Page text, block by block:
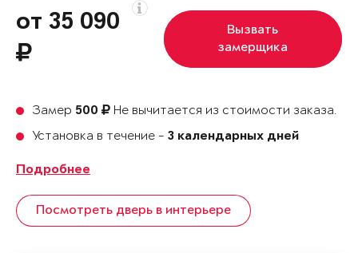
от 35 090
Вызвать
замерщика
Замер 500
Не вычитается из стоимости заказа.
Установка в течение - 3 календарных дней
Подробнее
Посмотреть дверь в интерьере